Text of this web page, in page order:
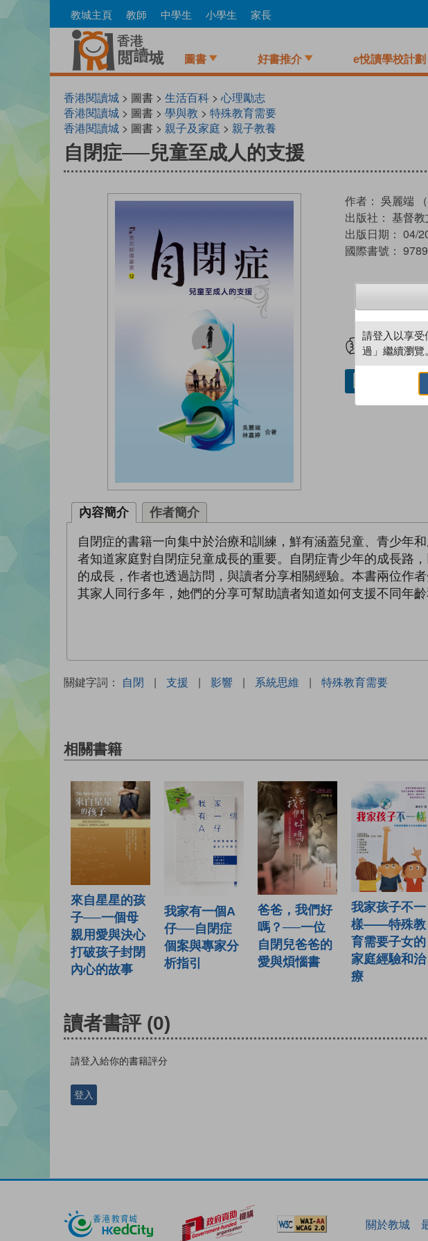
to
教城主頁 教師 中學生 小學生 家長
圖書 好書推介 e悅讀學校計劃
香港閱讀城 > 圖書 > 生活百科 > 心理勵志
香港閱讀城 > 圖書 > 學與教 > 特殊教育需要
香港閱讀城 > 圖書 > 親子及家庭 > 親子教養
自閉症──兒童至成人的支援
作者： 吳麗端 （
出版社： 基督
出版日期： 04/
國際書號：
試
借閱實體
內容簡介 作者簡介
自閉症的書籍一向集中於治療和訓練，鮮有涵蓋兒童、青少年
者知道家庭對自閉症兒童成長的重要。自閉症青少年的成長路
的成長，作者也透過訪問，與讀者分享相關經驗。本書兩位作
其家人同行多年，她們的分享可幫助讀者知道如何支援不同年齡
關鍵字詞： 自閉 | 支援 | 影響 | 系統思維 | 特殊教育需要
相關書籍
來自星星的孩
子──一個母
親用愛與決心
打破孩子封閉
內心的故事
我家有一個A
仔──自閉症
個案與專家分
析指引
爸爸，我們好
嗎？──一位
自閉兒爸爸的
愛與煩惱書
我家孩子不一
樣——特殊教
育需要子女的
家庭經驗和治
療
讀者書評 (0)
請登入給你的書籍評分
登入
關於教城
請登入以享受
過」繼續瀏覽